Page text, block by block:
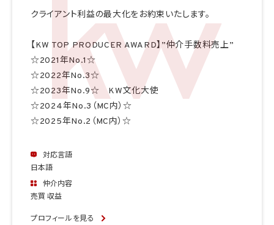
クライアント利益の最大化をお約束いたします。
【KW TOP PRODUCER AWARD】”仲介手数料売上”
☆2021年No.1☆
☆2022年No.3☆
☆2023年No.9☆ KW文化大使
☆2024年No.3（MC内）☆
☆2025年No.2（MC内）☆
対応言語
日本語
仲介内容
売買 収益
プロフィールを見る